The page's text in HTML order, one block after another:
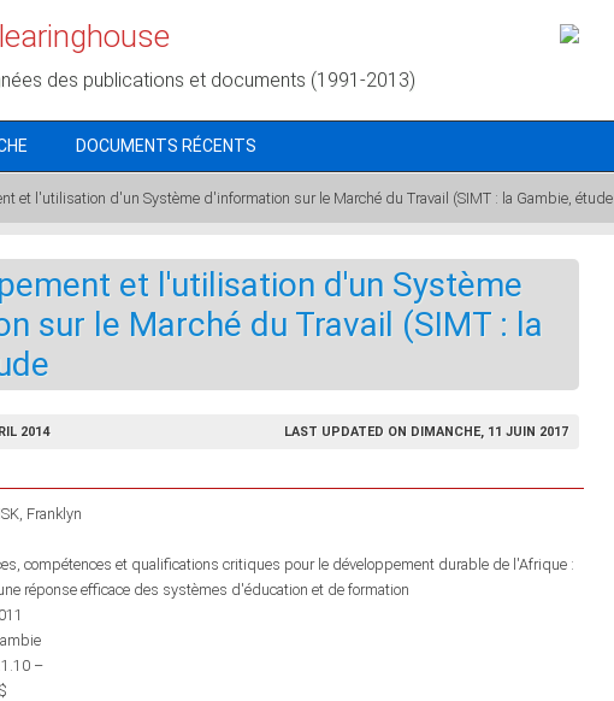
des publications et documents (1991-2013)
DOCUMENTS RÉCENTS
et l'utilisation d'un Système d'information sur le Marché du Travail (SIMT : la Gambie, étude
et l'utilisation d'un Système
sur le Marché du Travail (SIMT : la
2014 LAST UPDATED ON DIMANCHE, 11 JUIN 2017
Franklyn
compétences et qualifications critiques pour le développement durable de l'Afrique :
réponse efficace des systèmes d'éducation et de formation
–